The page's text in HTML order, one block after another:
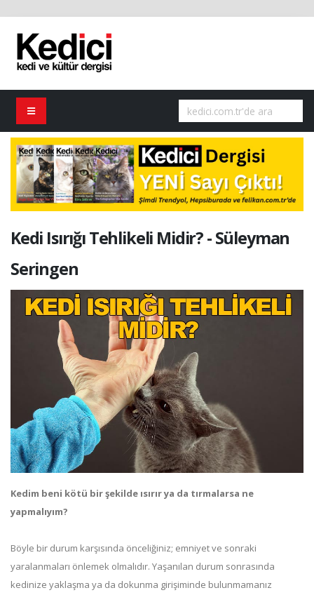
Kedi Isırığı Tehlikeli Midir? - Süleyman
Seringen
Kedim beni kötü bir şekilde ısırır ya da tırmalarsa ne
yapmalıyım?
Böyle bir durum karşısında önceliğiniz; emniyet ve sonraki
yaralanmaları önlemek olmalıdır. Yaşanılan durum sonrasında
kedinize yaklaşma ya da dokunma girişiminde bulunmamanız